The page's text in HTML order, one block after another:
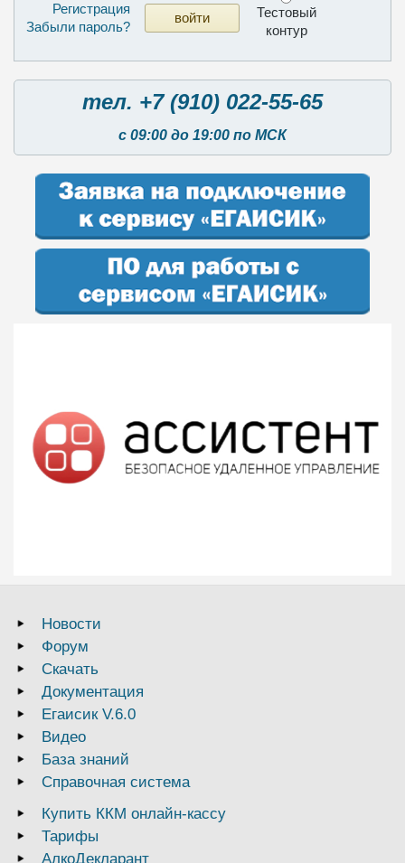
Регистрация
Забыли пароль?
Тестовый
контур
тел. +7 (910) 022-55-65
с 09:00 до 19:00 по МСК
Новости
Форум
Скачать
Документация
Егаисик V.6.0
Видео
База знаний
Справочная система
Купить ККМ онлайн-кассу
Тарифы
АлкоДекларант